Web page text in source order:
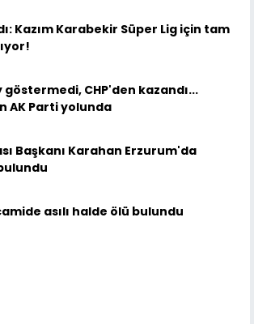
Kazım Karabekir Süper Lig için tam
göstermedi, CHP'den kazandı...
AK Parti yolunda
Başkanı Karahan Erzurum'da
asılı halde ölü bulundu